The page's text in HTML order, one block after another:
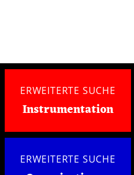
ERWEITERTE SUCHE
Instrumentation
ERWEITERTE SUCHE